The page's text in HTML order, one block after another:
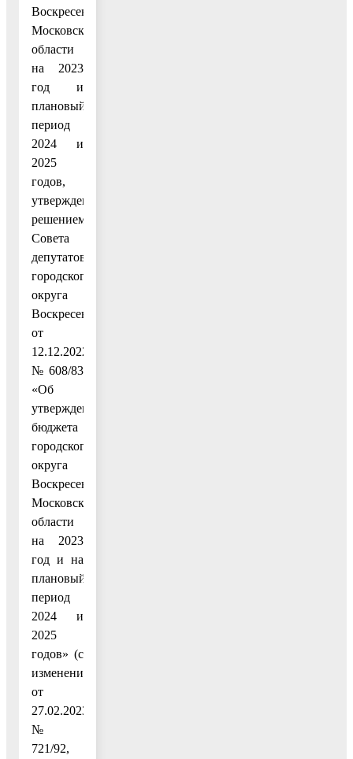
Воскресенск
Московской
области
на 2023
год и
плановый
период
2024 и
2025
годов,
утвержденный
решением
Совета
депутатов
городского
округа
Воскресенск
от
12.12.2022
№ 608/83
«Об
утверждении
бюджета
городского
округа
Воскресенск
Московской
области
на 2023
год и на
плановый
период
2024 и
2025
годов» (с
изменениями
от
27.02.2023
№
721/92,